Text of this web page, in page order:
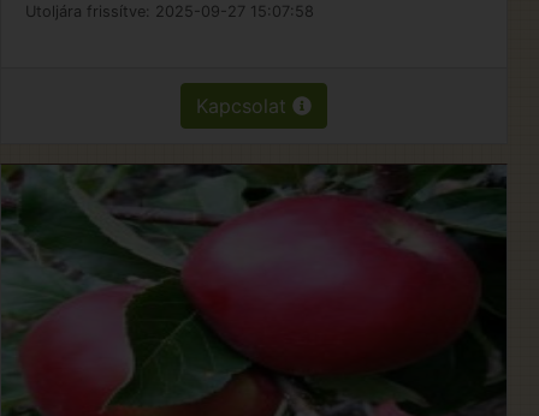
Utoljára frissítve: 2025-09-27 15:07:58
Kapcsolat